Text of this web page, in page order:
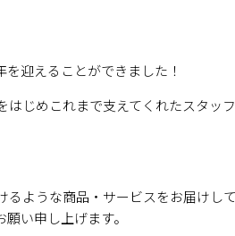
迎えることができました！
じめこれまで支えてくれたスタッ
ような商品・サービスをお届けし
い申し上げます。